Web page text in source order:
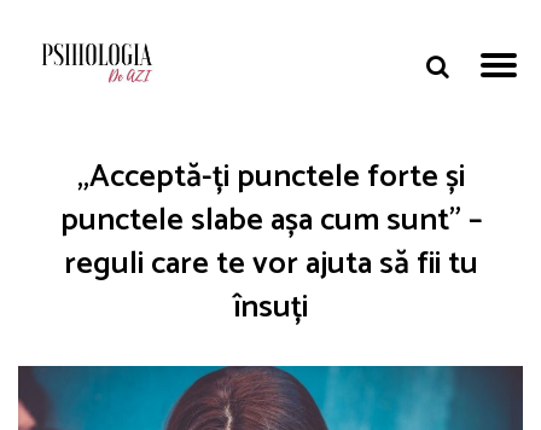
„Acceptă-ți punctele forte și
punctele slabe așa cum sunt” –
reguli care te vor ajuta să fii tu
însuți